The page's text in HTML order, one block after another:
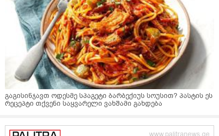
გაგისინჯავთ ოდესმე სპაგეტი ბარბექიუს სოუსით? პასტის ეს
რეცეპტი თქვენი საყვარელი ვახშამი გახდება